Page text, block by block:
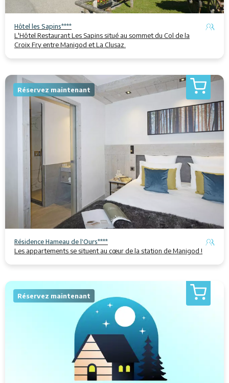
Hôtel les Sapins****
L'⁩⁦Hôtel⁩ ⁩⁦Restaurant Les Sapins⁩⁦ situé au sommet du Col de la
Croix Fry entre ⁩⁦Manigod⁩⁦ et La Clusaz.⁩
Réservez maintenant
Résidence Hameau de l'Ours****
Les appartements se situent au cœur de la station de Manigod !
Réservez maintenant